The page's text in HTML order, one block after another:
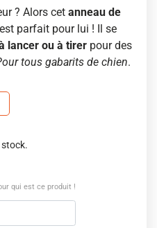
? Alors cet anneau de
est parfait pour lui ! Il se
lancer ou à tirer pour des
tous gabarits de chien.
stock.
qui est ce produit !